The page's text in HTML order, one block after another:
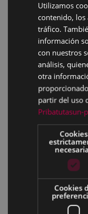
Utilizamos
contenido,
tráfico.
información
con nuestros
análisis,
otra
partir del uso
Pribatutasun-
Cookies
Cookies